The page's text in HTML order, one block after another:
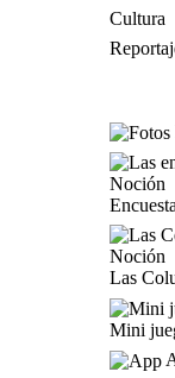
Cultura
Encuesta
Las
Mini